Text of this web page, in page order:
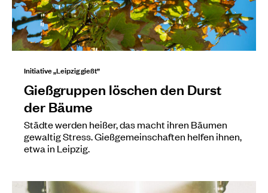
Initiative „Leipzig gießt”
Gießgruppen löschen den Durst
der Bäume
Städte werden heißer, das macht ihren Bäumen
gewaltig Stress. Gießgemeinschaften helfen ihnen,
etwa in Leipzig.